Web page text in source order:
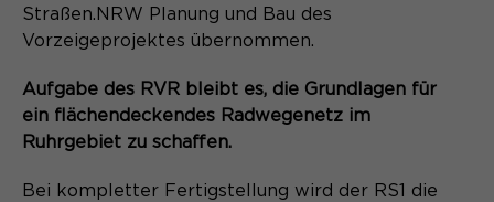
Straßen.NRW Planung und Bau des
Vorzeigeprojektes übernommen.
Aufgabe des RVR bleibt es, die Grundlagen für
ein flächendeckendes Radwegenetz im
Ruhrgebiet zu schaffen.
Bei kompletter Fertigstellung wird der RS1 die